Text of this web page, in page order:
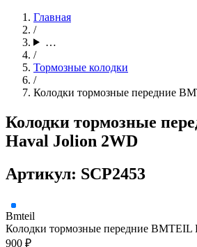
Главная
/
…
/
Тормозные колодки
/
Колодки тормозные передние
Колодки тормозные
Haval Jolion 2WD
Артикул: SCP2453
Bmteil
Колодки тормозные передние BMTEIL
900 ₽